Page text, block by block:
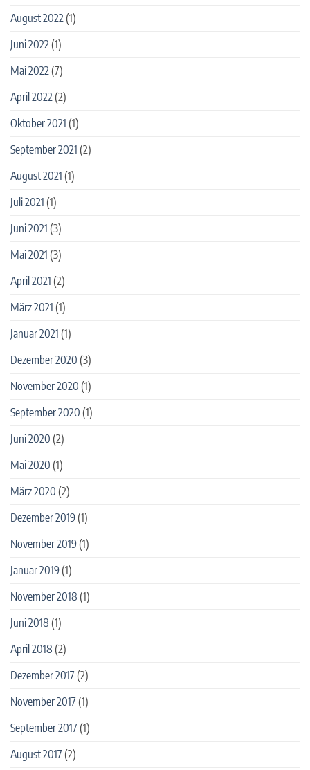
August 2022(1)
Juni 2022(1)
Mai 2022(7)
April 2022(2)
Oktober 2021 (1)
September 2021 (2)
August 2021 (1)
Juli 2021 (1)
Juni 2021 (3)
Mai 2021 (3)
April 2021 (2)
März 2021 (1)
Januar 2021 (1)
Dezember 2020 (3)
November 2020 (1)
September 2020 (1)
Juni 2020 (2)
Mai 2020 (1)
März 2020 (2)
Dezember 2019(1)
November 2019(1)
Januar 2019(1)
November 2018 (1)
Juni 2018 (1)
April 2018 (2)
Dezember 2017(2)
November 2017(1)
September 2017(1)
August 2017(2)